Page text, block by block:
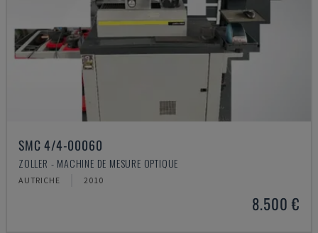
SMC 4/4-00060
ZOLLER - MACHINE DE MESURE OPTIQUE
AUTRICHE 2010
8.500 €